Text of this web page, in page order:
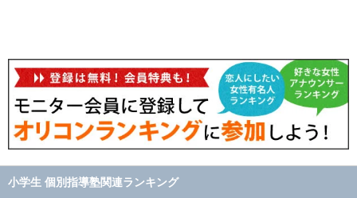
小学生 個別指導塾関連ランキング